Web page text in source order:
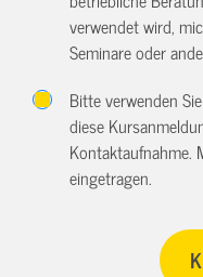
verwendet wird,
Seminare oder
Bitte verwenden
diese
Kontaktaufnahme.
eingetragen.